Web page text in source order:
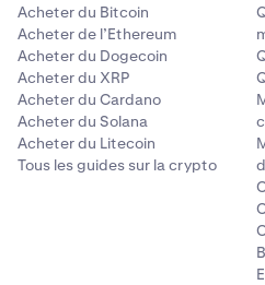
Acheter du Bitcoin
Acheter de l’Ethereum
Acheter du Dogecoin
Acheter du XRP
Acheter du Cardano
Acheter du Solana
Acheter du Litecoin
Tous les guides sur la crypto